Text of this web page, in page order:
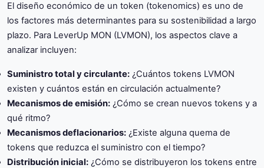
El diseño económico de un token (tokenomics) es uno de
los factores más determinantes para su sostenibilidad a largo
plazo. Para LeverUp MON (LVMON), los aspectos clave a
analizar incluyen:
Suministro total y circulante: ¿Cuántos tokens LVMON
existen y cuántos están en circulación actualmente?
Mecanismos de emisión: ¿Cómo se crean nuevos tokens y a
qué ritmo?
Mecanismos deflacionarios: ¿Existe alguna quema de
tokens que reduzca el suministro con el tiempo?
Distribución inicial: ¿Cómo se distribuyeron los tokens entre